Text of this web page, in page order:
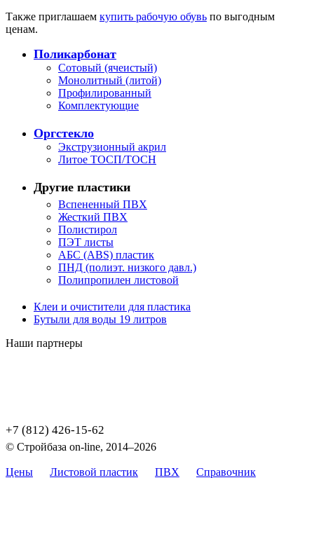
Также приглашаем купить рабочую обувь по выгодным
ценам.
Поликарбонат
Сотовый (ячеистый)
Монолитный (литой)
Профилированный
Комплектующие
Оргстекло
Экструзионный акрил
Литое ТОСП/ТОСН
Другие пластики
Вспененный ПВХ
Жесткий ПВХ
Полистирол
ПЭТ листы
АБС (ABS) пластик
ПНД (полиэт. низкого давл.)
Полипропилен листовой
Клеи и очистители для пластика
Бутыли для воды 19 литров
Наши партнеры
+7 (812) 426-15-62
© Стройбаза on-line, 2014–2026
Цены Листовой пластик ПВХ Справочник